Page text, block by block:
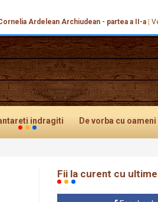
Ardelean Archiudean - partea a II-a
indragiti De vorba cu
Fii la curent cu